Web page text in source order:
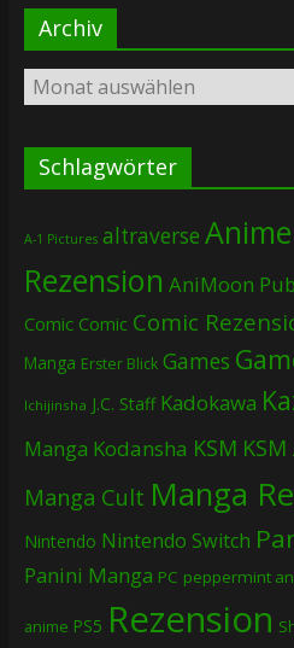
Archiv
Archiv
Schlagwörter
A-1 Pictures altraverse Anime
Rezension AniMoon
Comic Comic Comic
Manga Erster Blick Games
Ichijinsha J.C. Staff Kadokawa
Manga Kodansha KSM
Manga Cult Manga
Nintendo Nintendo Switch
Panini Manga PC peppermint
anime PS5 Rezension